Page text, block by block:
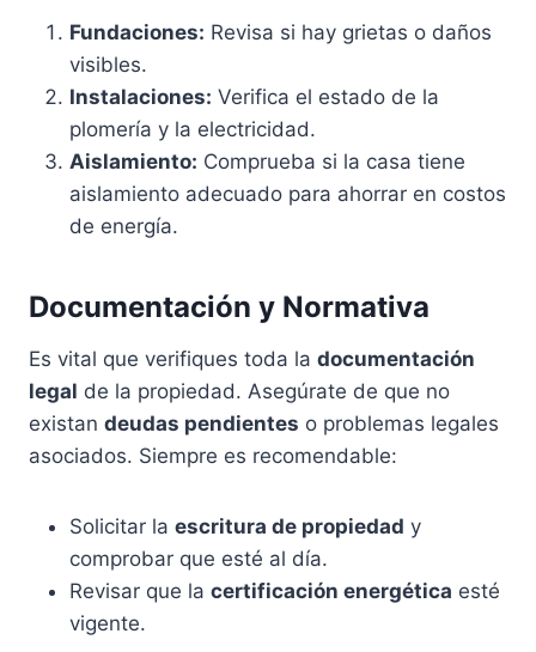
Fundaciones: Revisa si hay grietas o daños
visibles.
Instalaciones: Verifica el estado de la
plomería y la electricidad.
Aislamiento: Comprueba si la casa tiene
aislamiento adecuado para ahorrar en costos
de energía.
Documentación y Normativa
Es vital que verifiques toda la documentación
legal de la propiedad. Asegúrate de que no
existan deudas pendientes o problemas legales
asociados. Siempre es recomendable:
Solicitar la escritura de propiedad y
comprobar que esté al día.
Revisar que la certificación energética esté
vigente.